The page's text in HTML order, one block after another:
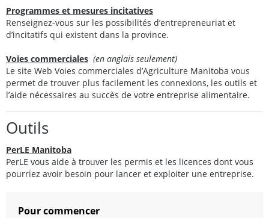
Programmes et mesures incitatives
Renseignez-vous sur les possibilités d’entrepreneuriat et
d’incitatifs qui existent dans la province.
Voies commerciales (en anglais seulement)
Le site Web Voies commerciales d’Agriculture Manitoba vous
permet de trouver plus facilement les connexions, les outils et
l’aide nécessaires au succès de votre entreprise alimentaire.
Outils
PerLE Manitoba
PerLE vous aide à trouver les permis et les licences dont vous
pourriez avoir besoin pour lancer et exploiter une entreprise.
Pour commencer